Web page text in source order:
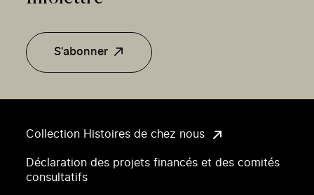
Collection Histoires de chez nous
Déclaration des projets financés et des comités
consultatifs
S'abonner